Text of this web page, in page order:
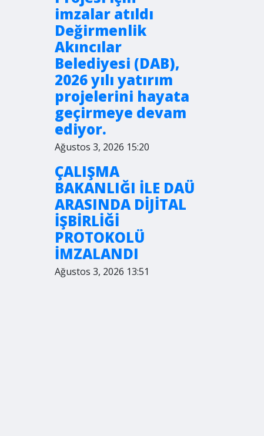
imzalar atıldı
Değirmenlik
Akıncılar
Belediyesi (DAB),
2026 yılı yatırım
projelerini hayata
geçirmeye devam
ediyor.
Ağustos 3, 2026 15:20
ÇALIŞMA
BAKANLIĞI İLE DAÜ
ARASINDA DİJİTAL
İŞBİRLİĞİ
PROTOKOLÜ
İMZALANDI
Ağustos 3, 2026 13:51